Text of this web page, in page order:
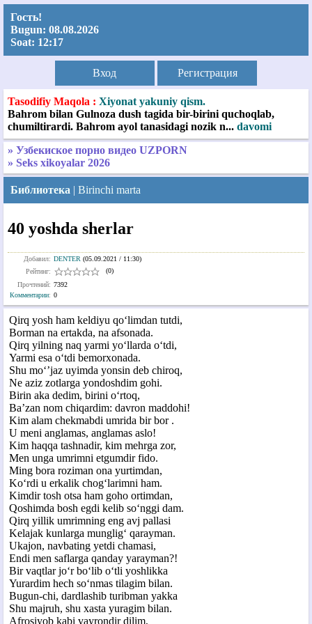
Гость!
Bugun: 08.08.2026
Soat: 12:17
Вход Регистрация
Tasodifiy Maqola : Xiyonat yakuniy qism.
Bahrom bilan Gulnoza dush tagida bir-birini quchoqlab,
chumiltirardi. Bahrom ayol tanasidagi nozik n... davomi
» Узбекиское порно видео UZPORN
» Seks xikoyalar 2026
Библиотека | Birinchi marta
40 yoshda sherlar
Добавил: DENTER (05.09.2021 / 11:30)
Рейтинг:
(0)
Прочтений: 7392
Комментарии: 0
Qirq yosh ham keldiyu qo‘limdan tutdi,
Borman na ertakda, na afsonada.
Qirq yilning naq yarmi yo‘llarda o‘tdi,
Yarmi esa o‘tdi bemorxonada.
Shu mo‘’jaz uyimda yonsin deb chiroq,
Ne aziz zotlarga yondoshdim gohi.
Birin aka dedim, birini o‘rtoq,
Ba’zan nom chiqardim: davron maddohi!
Kim alam chekmabdi umrida bir bor .
U meni anglamas, anglamas aslo!
Kim haqqa tashnadir, kim mehrga zor,
Men unga umrimni etgumdir fido.
Ming bora roziman ona yurtimdan,
Ko‘rdi u erkalik chog‘larimni ham.
Kimdir tosh otsa ham goho ortimdan,
Qoshimda bosh egdi kelib so‘nggi dam.
Qirq yillik umrimning eng avj pallasi
Kelajak kunlarga munglig‘ qarayman.
Ukajon, navbating yetdi chamasi,
Endi men saflarga qanday yarayman?!
Bir vaqtlar jo‘r bo‘lib o‘tli yoshlikka
Yurardim hech so‘nmas tilagim bilan.
Bugun-chi, dardlashib turibman yakka
Shu majruh, shu xasta yuragim bilan.
Afrosiyob kabi vayrondir dilim,